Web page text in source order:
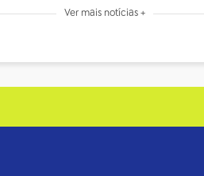
Ver mais notícias +